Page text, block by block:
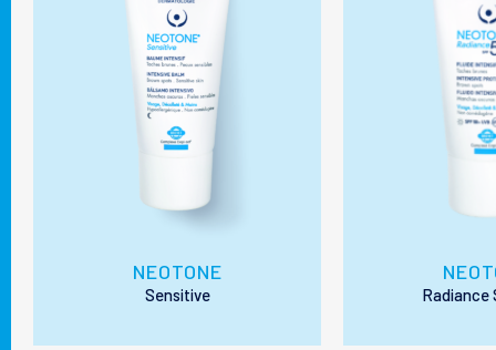
NEOTONE
Sensitive Radiance